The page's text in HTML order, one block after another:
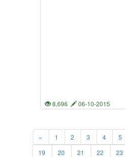
8,696 06-10-2015
« 1 2 3 4
5
19
20 21 22
23